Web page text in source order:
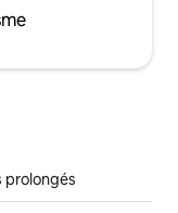
prolongés